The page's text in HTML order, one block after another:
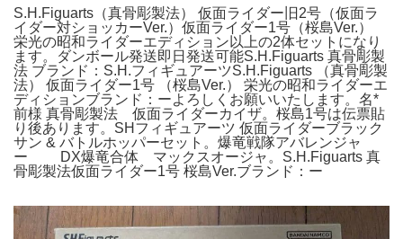
S.H.Figuarts（真骨彫製法） 仮面ライダー旧2号（仮面ラ
イダー対ショッカーVer.）仮面ライダー1号（桜島Ver.）
栄光の昭和ライダーエディション以上の2体セットになり
ます。ダンボール発送即日発送可能S.H.Figuarts 真骨彫製
法 ブランド：S.H.フィギュアーツS.H.Figuarts （真骨彫製
法） 仮面ライダー1号 （桜島Ver.） 栄光の昭和ライダーエ
ディションブランド：ーよろしくお願いいたします。名*
前様 真骨彫製法 仮面ライダーカイザ。桜島1号は伝票貼
り後あります。SHフィギュアーツ 仮面ライダーブラック
サン & バトルホッパーセット。爆竜戦隊アバレンジャ
ー DX爆竜合体 マックスオージャ。S.H.Figuarts 真
骨彫製法仮面ライダー1号 桜島Ver.ブランド：ー